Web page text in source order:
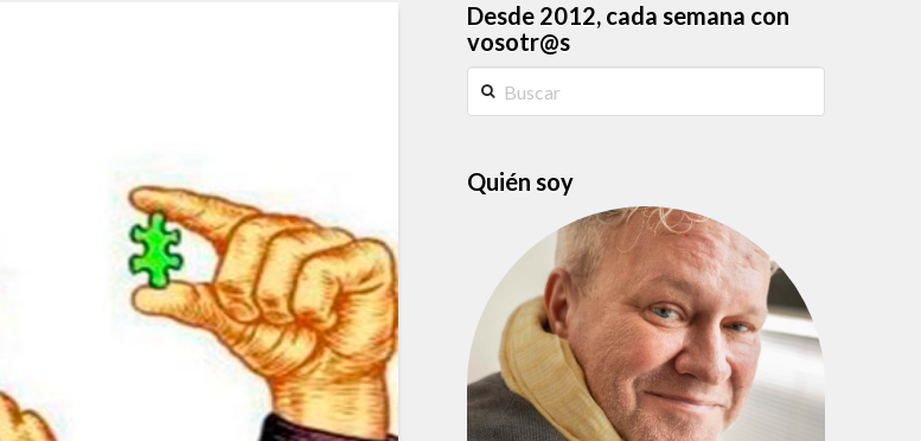
Desde 2012, cada semana con
vosotr@s
Buscar
Quién soy